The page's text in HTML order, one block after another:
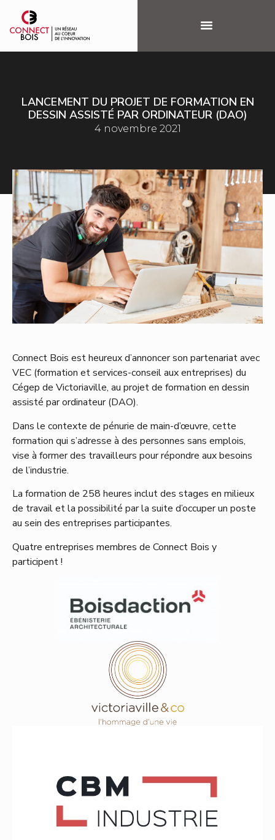
LANCEMENT DU PROJET DE FORMATION EN
DESSIN ASSISTÉ PAR ORDINATEUR (DAO)
4 novembre 2021
Connect Bois est heureux d’annoncer son partenariat avec
VEC (formation et services-conseil aux entreprises) du
Cégep de Victoriaville, au projet de formation en dessin
assisté par ordinateur (DAO).
Dans le contexte de pénurie de main-d’œuvre, cette
formation qui s’adresse à des personnes sans emplois,
vise à former des travailleurs pour répondre aux besoins
de l’industrie.
La formation de 258 heures inclut des stages en milieux
de travail et la possibilité par la suite d’occuper un poste
au sein des entreprises participantes.
Quatre entreprises membres de Connect Bois y
participent !